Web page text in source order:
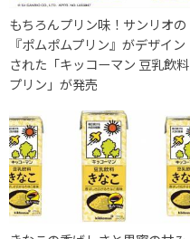
もちろんプリン味！サンリオの
『ポムポムプリン』がデザイン
された「キッコーマン 豆乳飲料
プリン」が発売